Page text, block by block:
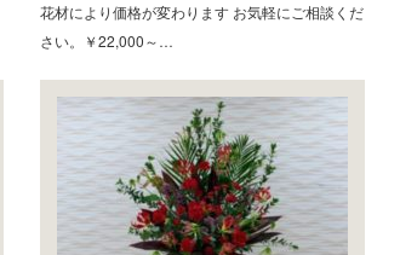
花材により価格が変わります お気軽にご相談くだ
さい。￥22,000～…